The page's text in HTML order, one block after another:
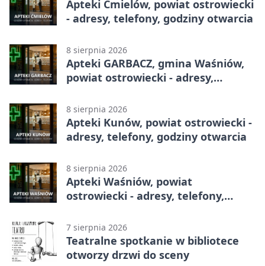
Apteki Ćmielów, powiat ostrowiecki
- adresy, telefony, godziny otwarcia
8 sierpnia 2026
Apteki GARBACZ, gmina Waśniów,
powiat ostrowiecki - adresy,
8 sierpnia 2026
Apteki Kunów, powiat ostrowiecki -
adresy, telefony, godziny otwarcia
8 sierpnia 2026
Apteki Waśniów, powiat
ostrowiecki - adresy, telefony,
7 sierpnia 2026
Teatralne spotkanie w bibliotece
otworzy drzwi do sceny